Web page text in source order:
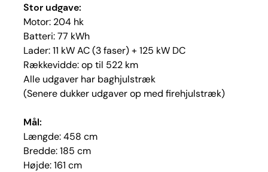
Stor udgave:
Motor: 204 hk
Batteri: 77 kWh
Lader: 11 kW AC (3 faser) + 125 kW DC
Rækkevidde: op til 522 km
Alle udgaver har baghjulstræk
(Senere dukker udgaver op med firehjulstræk)
Mål:
Længde: 458 cm
Bredde: 185 cm
Højde: 161 cm